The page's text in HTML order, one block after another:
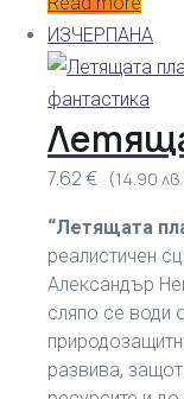
ИЗЧЕРПАНА
7.62 € (14.90
“Летящата
реалистичен
Александър
сляпо се води
развива,